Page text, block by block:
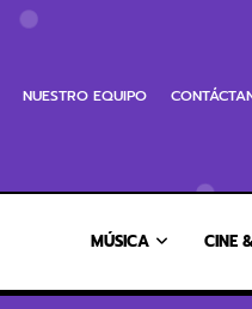
NUESTRO EQUIPO
MÚSICA CINE